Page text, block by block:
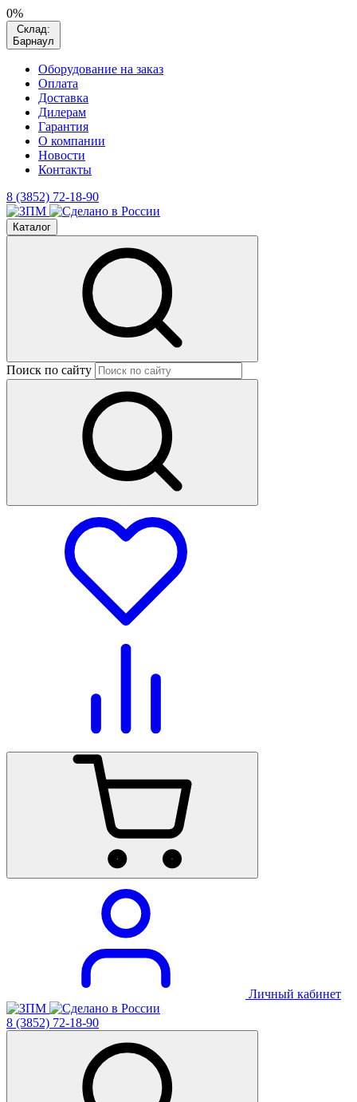
0%
Склад:
Барнаул
Оборудование на заказ
Оплата
Доставка
Дилерам
Гарантия
О компании
Новости
Контакты
8 (3852) 72-18-90
Каталог
Поиск по сайту
Личный кабинет
8 (3852) 72-18-90